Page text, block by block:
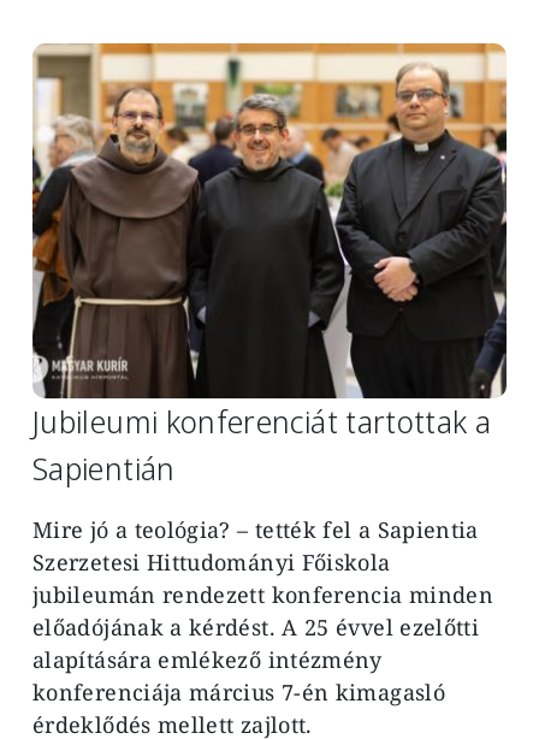
Image
Jubileumi konferenciát tartottak a
Sapientián
Mire jó a teológia? – tették fel a Sapientia
Szerzetesi Hittudományi Főiskola
jubileumán rendezett konferencia minden
előadójának a kérdést. A 25 évvel ezelőtti
alapítására emlékező intézmény
konferenciája március 7-én kimagasló
érdeklődés mellett zajlott.